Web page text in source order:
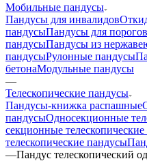
Мобильные пандусы
Пандусы для инвалидов
пандусыПандусы для порогов
пандусыПандусы из
пандусыРулонные пандусы
бетонаМодульные пандусы
—
Телескопические пандусы
Пандусы-книжка распашные
пандусыОдносекционные
секционные
телескопические пандусы
—Пандус телескопический